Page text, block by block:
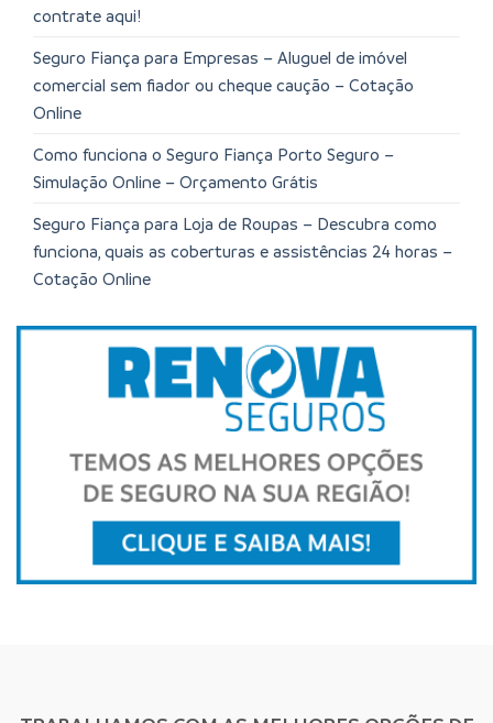
contrate aqui!
Seguro Fiança para Empresas – Aluguel de imóvel
comercial sem fiador ou cheque caução – Cotação
Online
Como funciona o Seguro Fiança Porto Seguro –
Simulação Online – Orçamento Grátis
Seguro Fiança para Loja de Roupas – Descubra como
funciona, quais as coberturas e assistências 24 horas –
Cotação Online